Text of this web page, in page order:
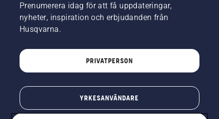
Prenumerera idag för att få uppdateringar,
nyheter, inspiration och erbjudanden från
Husqvarna.
PRIVATPERSON
YRKESANVÄNDARE